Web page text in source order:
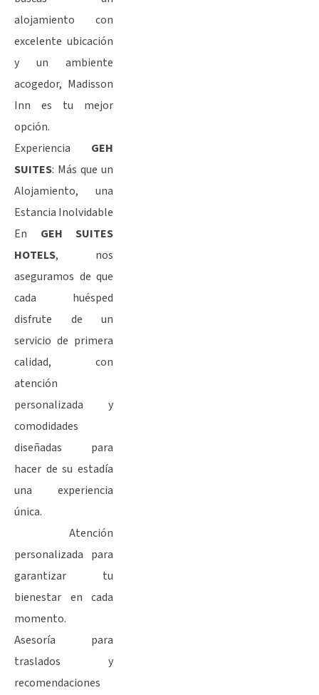
alojamiento con
excelente ubicación
y un ambiente
acogedor, Madisson
Inn es tu mejor
opción.
Experiencia GEH
SUITES: Más que un
Alojamiento, una
Estancia Inolvidable
En GEH SUITES
HOTELS, nos
aseguramos de que
cada huésped
disfrute de un
servicio de primera
calidad, con
atención
personalizada y
comodidades
diseñadas para
hacer de su estadía
una experiencia
única.
Atención
personalizada para
garantizar tu
bienestar en cada
momento.
Asesoría para
traslados y
recomendaciones